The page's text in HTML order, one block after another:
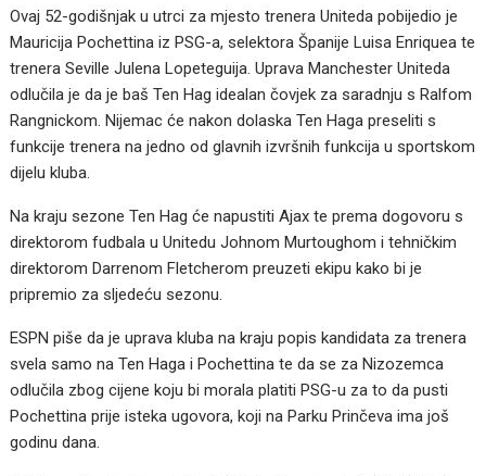
Ovaj 52-godišnjak u utrci za mjesto trenera Uniteda pobijedio je
Mauricija Pochettina iz PSG-a, selektora Španije Luisa Enriquea te
trenera Seville Julena Lopeteguija. Uprava Manchester Uniteda
odlučila je da je baš Ten Hag idealan čovjek za saradnju s Ralfom
Rangnickom. Nijemac će nakon dolaska Ten Haga preseliti s
funkcije trenera na jedno od glavnih izvršnih funkcija u sportskom
dijelu kluba.
Na kraju sezone Ten Hag će napustiti Ajax te prema dogovoru s
direktorom fudbala u Unitedu Johnom Murtoughom i tehničkim
direktorom Darrenom Fletcherom preuzeti ekipu kako bi je
pripremio za sljedeću sezonu.
ESPN piše da je uprava kluba na kraju popis kandidata za trenera
svela samo na Ten Haga i Pochettina te da se za Nizozemca
odlučila zbog cijene koju bi morala platiti PSG-u za to da pusti
Pochettina prije isteka ugovora, koji na Parku Prinčeva ima još
godinu dana.